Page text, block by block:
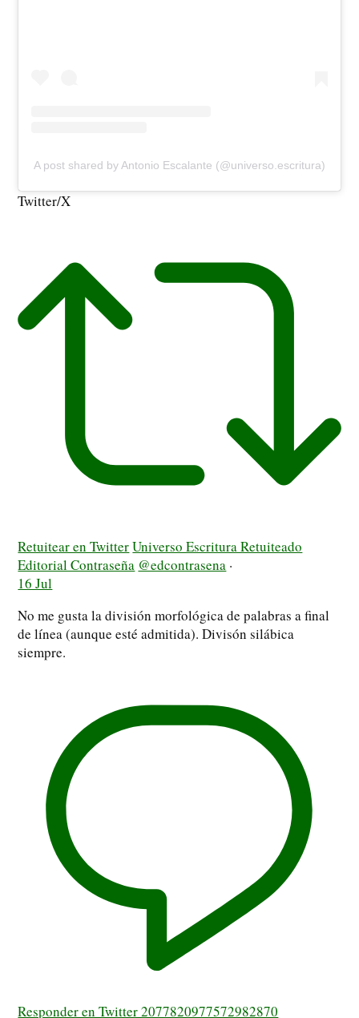
A post shared by Antonio Escalante (@universo.escritura)
Twitter/X
Retuitear en TwitterUniverso Escritura Retuiteado
Editorial Contraseña @edcontrasena ·
16 Jul
No me gusta la división morfológica de palabras a final
de línea (aunque esté admitida). Divisón silábica
siempre.
Responder en Twitter 2077820977572982870